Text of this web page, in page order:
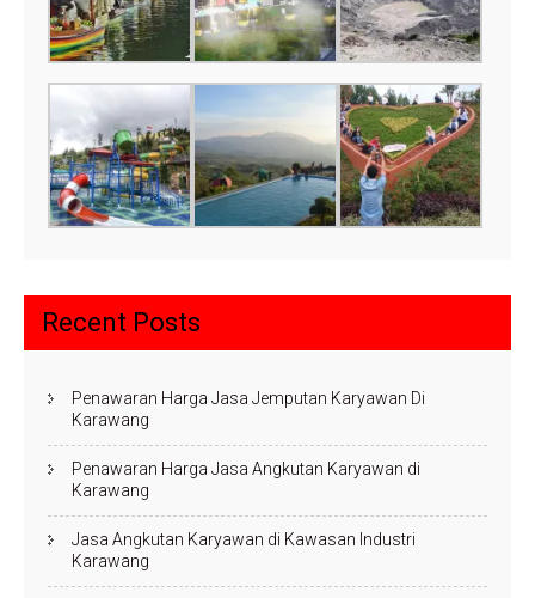
Recent Posts
Penawaran Harga Jasa Jemputan Karyawan Di
Karawang
Penawaran Harga Jasa Angkutan Karyawan di
Karawang
Jasa Angkutan Karyawan di Kawasan Industri
Karawang